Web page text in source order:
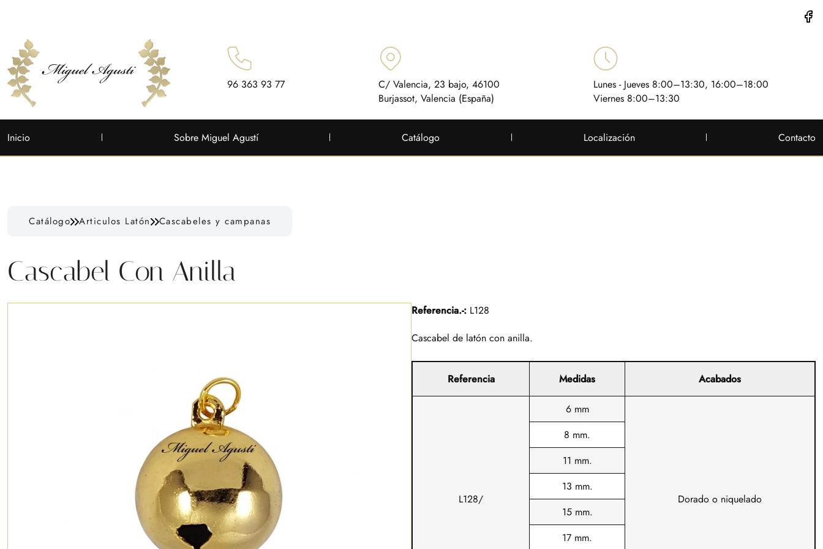
96 363 93 77
C/ Valencia, 23 bajo, 46100
Burjassot, Valencia (España)
Lunes - Jueves 8:00–13:30, 16:00–18:00
Viernes 8:00–13:30
Inicio Sobre Miguel Agustí Catálogo Localización Contacto
Catálogo Articulos Latón Cascabeles y campanas
Cascabel Con Anilla
Referencia.-: L128
Cascabel de latón con anilla.
Referencia Medidas Acabados
L128/
6 mm
Dorado o niquelado
8 mm.
11 mm.
13 mm.
15 mm.
17 mm.